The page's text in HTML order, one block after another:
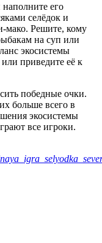
его
селёдок и
мако. Решите, кому
на суп или
экосистемы
приведите её к
победные очки.
больше всего в
экосистемы
все игроки.